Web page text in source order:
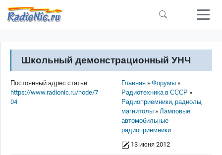
Перейти к основному содержанию
Школьный демонстрационный УНЧ
Строка навигации
Главная
Форумы
Радиотехника в СССР
Радиоприемники, радиолы,
магнитолы
Ламповые
автомобильные
радиоприемники
13 июня 2012
Постоянный адрес статьи:
https://www.radionic.ru/node/7
04